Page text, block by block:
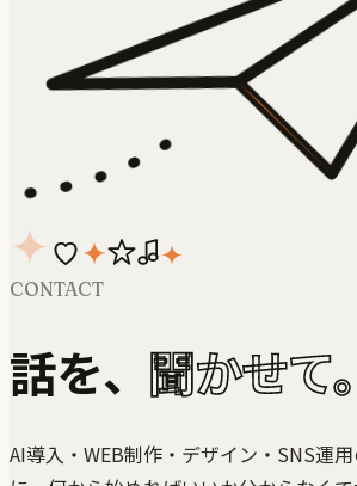
CONTACT
話を、 聞かせて。
AI導入・WEB制作・デザイン・SNS運